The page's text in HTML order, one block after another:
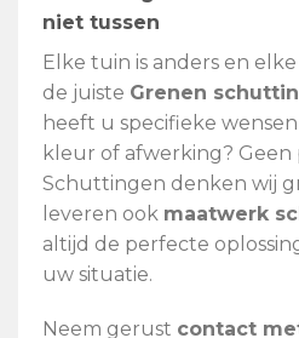
niet tussen
Elke tuin is anders en
de juiste Grenen
heeft u specifieke
kleur of afwerking? Geen
Schuttingen denken wij
leveren ook maatwerk
altijd de perfecte
uw situatie.
Neem gerust contact